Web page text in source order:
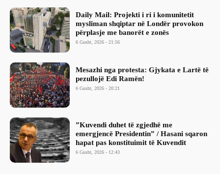
Daily Mail: Projekti i ri i komunitetit
mysliman shqiptar në Londër provokon
përplasje me banorët e zonës
6 Gusht, 2026 - 21:56
Mesazhi nga protesta: Gjykata e Lartë të
pezullojë Edi Ramën!
6 Gusht, 2026 - 20:21
​”Kuvendi duhet të zgjedhë me
emergjencë Presidentin” / Hasani sqaron
hapat pas konstituimit të Kuvendit
6 Gusht, 2026 - 12:43